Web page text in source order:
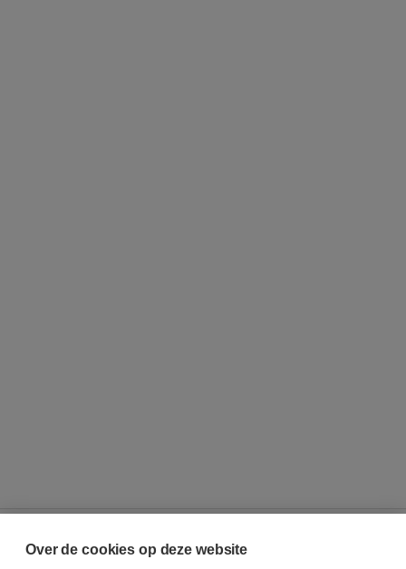
Over de cookies op deze website